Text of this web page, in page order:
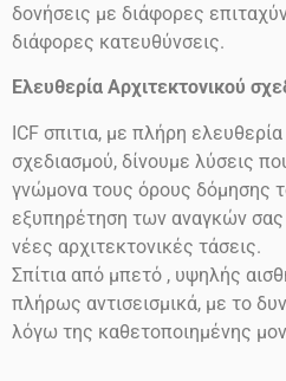
δονήσεις με διάφορες
διάφορες κατευθύνσεις.
Ελευθερία Αρχιτεκτονικού
ICF σπιτια, με πλήρη
σχεδιασμού, δίνουμε λύσεις
γνώμονα τους όρους δόμησης
εξυπηρέτηση των αναγκών
νέες αρχιτεκτονικές τάσεις.
Σπίτια από μπετό , υψηλής
πλήρως αντισεισμικά, με το
λόγω της καθετοποιημένης